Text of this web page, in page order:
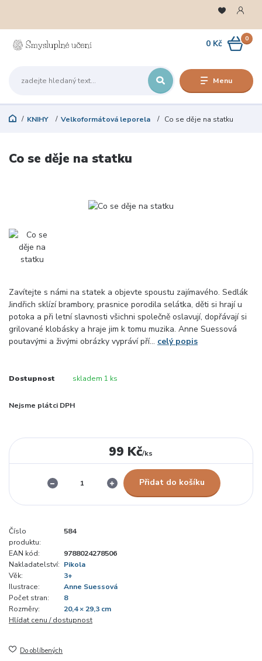
Menu
0
0 Kč
KNIHY Velkoformátová leporela Co se děje na statku
Co se děje na statku
Zavítejte s námi na statek a objevte spoustu zajímavého. Sedlák
Jindřich sklízí brambory, prasnice porodila selátka, děti si hrají u
potoka a při letní slavnosti všichni společně oslavují, dopřávají si
grilované klobásky a hraje jim k tomu muzika. Anne Suessová
poutavými a živými obrázky vypráví pří... celý popis
Dostupnost skladem 1 ks
Nejsme plátci DPH
99 Kč/ks
Přidat do košíku
Číslo
produktu:
584
EAN kód:
9788024278506
Nakladatelství: Pikola
Věk:
3+
Ilustrace:
Anne Suessová
Počet stran:
8
Rozměry:
20,4 × 29,3 cm
Hlídat cenu / dostupnost
Do oblíbených